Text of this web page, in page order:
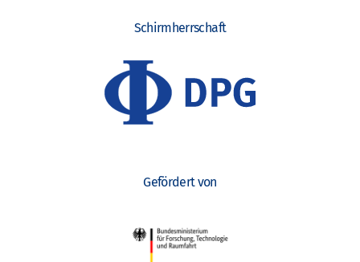
Schirmherrschaft
Gefördert von